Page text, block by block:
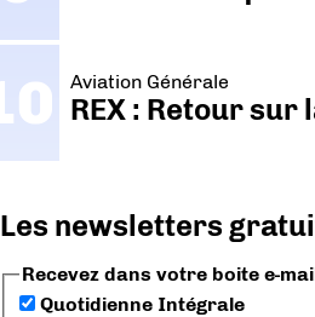
Aviation Générale
REX : Retour
Les newsletters
Recevez dans votre boite e-
Quotidienne Intégrale